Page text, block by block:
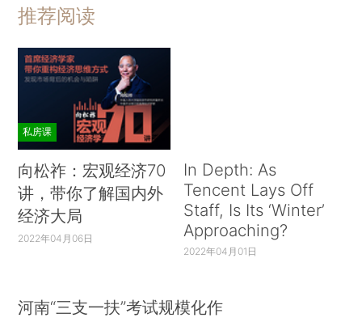
推荐阅读
私房课
向松祚：宏观经济70
讲，带你了解国内外
经济大局
2022年04月06日
In Depth: As
Tencent Lays Off
Staff, Is Its ‘Winter’
Approaching?
2022年04月01日
河南“三支一扶”考试规模化作